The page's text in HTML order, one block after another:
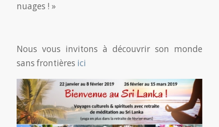
nuages ! »
Nous vous invitons à découvrir son monde
sans frontières ici